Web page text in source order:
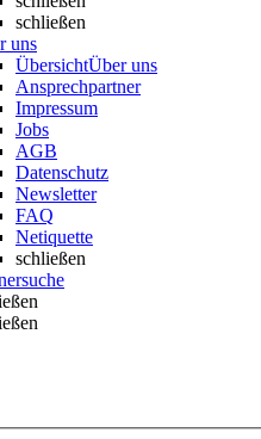
schließen
uns
ÜbersichtÜber uns
Ansprechpartner
Impressum
Jobs
AGB
Datenschutz
Newsletter
FAQ
Netiquette
schließen